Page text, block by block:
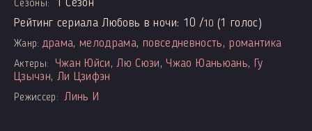
Сезоны:
1 Сезон
Рейтинг сериала Любовь в ночи: 10 /10 (1 голос)
Жанр: драма,мелодрама, повседневность, романтика
Актеры: Чжан Юйси,Лю Сюэи,Чжао Юаньюань, Гу
Цзычэн, Ли Цзифэн
Режиссер: Линь И